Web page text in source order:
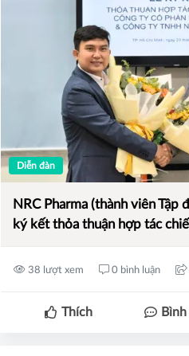
Diễn đàn
NRC Pharma (thành viên Tập
ký kết thỏa thuận hợp tác
38 lượt xem 0 bình luận
Thích